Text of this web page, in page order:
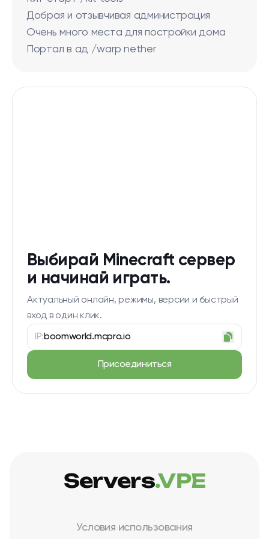
Добрая и отзывчивая администрация
Очень много места для постройки дома
Портал в ад /warp nether
Выбирай Minecraft сервер
и начинай играть.
Актуальный онлайн, режимы, версии и быстрый
вход в один клик.
IP:boomworld.mcpro.io
Присоединиться
Условия использования
Servers.VPE